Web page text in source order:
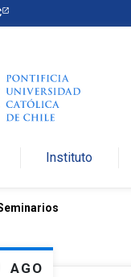
Instituto
AGO